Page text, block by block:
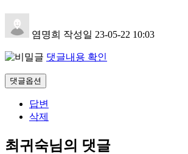
염명희 작성일 23-05-22 10:03
댓글내용 확인
댓글옵션
답변
삭제
최귀숙님의 댓글